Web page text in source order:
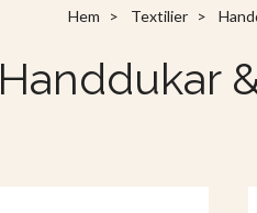
Hem Textilier
Handdukar